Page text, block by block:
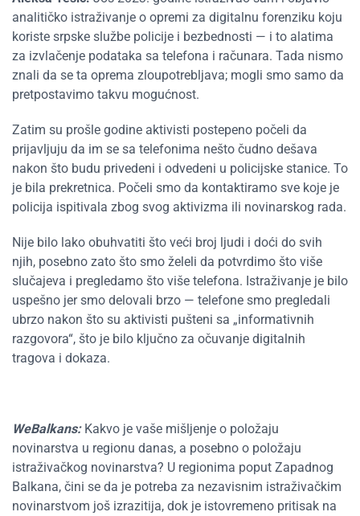
analitičko istraživanje o opremi za digitalnu forenziku koju
koriste srpske službe policije i bezbednosti — i to alatima
za izvlačenje podataka sa telefona i računara. Tada nismo
znali da se ta oprema zloupotrebljava; mogli smo samo da
pretpostavimo takvu mogućnost.
Zatim su prošle godine aktivisti postepeno počeli da
prijavljuju da im se sa telefonima nešto čudno dešava
nakon što budu privedeni i odvedeni u policijske stanice. To
je bila prekretnica. Počeli smo da kontaktiramo sve koje je
policija ispitivala zbog svog aktivizma ili novinarskog rada.
Nije bilo lako obuhvatiti što veći broj ljudi i doći do svih
njih, posebno zato što smo želeli da potvrdimo što više
slučajeva i pregledamo što više telefona. Istraživanje je bilo
uspešno jer smo delovali brzo — telefone smo pregledali
ubrzo nakon što su aktivisti pušteni sa „informativnih
razgovora“, što je bilo ključno za očuvanje digitalnih
tragova i dokaza.
WeBalkans:Kakvo je vaše mišljenje o položaju
novinarstva u regionu danas, a posebno o položaju
istraživačkog novinarstva? U regionima poput Zapadnog
Balkana, čini se da je potreba za nezavisnim istraživačkim
novinarstvom još izrazitija, dok je istovremeno pritisak na